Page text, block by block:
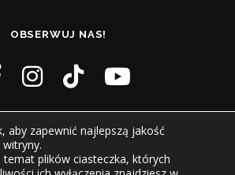
OBSERWUJ NAS!
aby zapewnić najlepszą jakość
plików ciasteczka, których